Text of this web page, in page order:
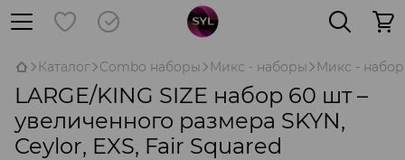
Каталог Combo наборы Микс - наборы Микс -
LARGE/KING SIZE набор 60 шт –
увеличенного размера SKYN,
Ceylor, EXS, Fair Squared